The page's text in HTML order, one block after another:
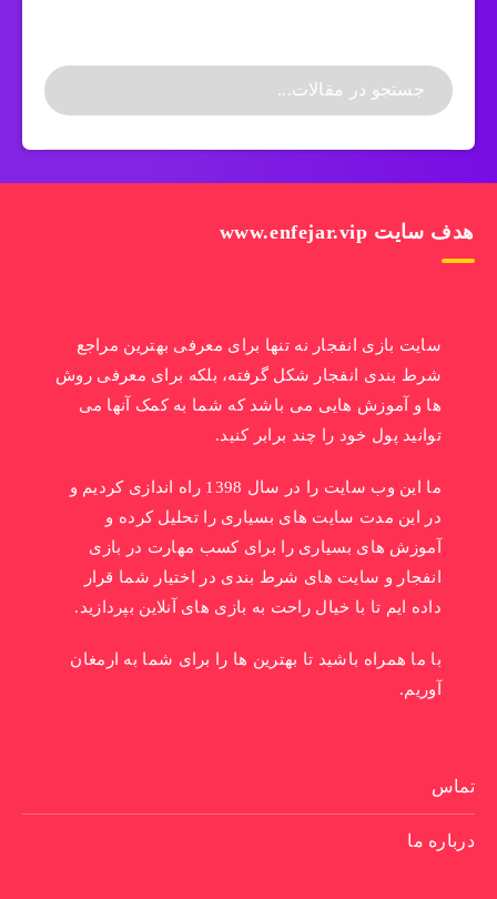
هدف سایت www.enfejar.vip
سایت بازی انفجار نه تنها برای معرفی بهترین مراجع
شرط بندی انفجار شکل گرفته، بلکه برای معرفی روش
ها و آموزش هایی می باشد که شما به کمک آنها می
توانید پول خود را چند برابر کنید.
ما این وب سایت را در سال 1398 راه اندازی کردیم و
در این مدت سایت های بسیاری را تحلیل کرده و
آموزش های بسیاری را برای کسب مهارت در بازی
انفجار و سایت های شرط بندی در اختیار شما قرار
داده ایم تا با خیال راحت به بازی های آنلاین بپردازید.
با ما همراه باشید تا بهترین ها را برای شما به ارمغان
آوریم.
تماس
درباره ما